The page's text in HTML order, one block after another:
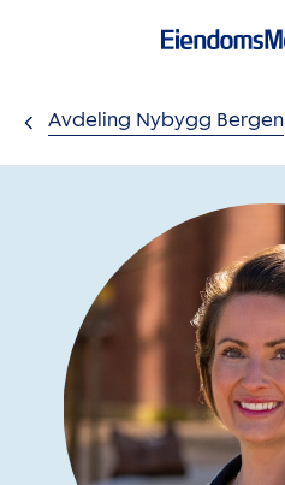
Avdeling Nybygg Bergen